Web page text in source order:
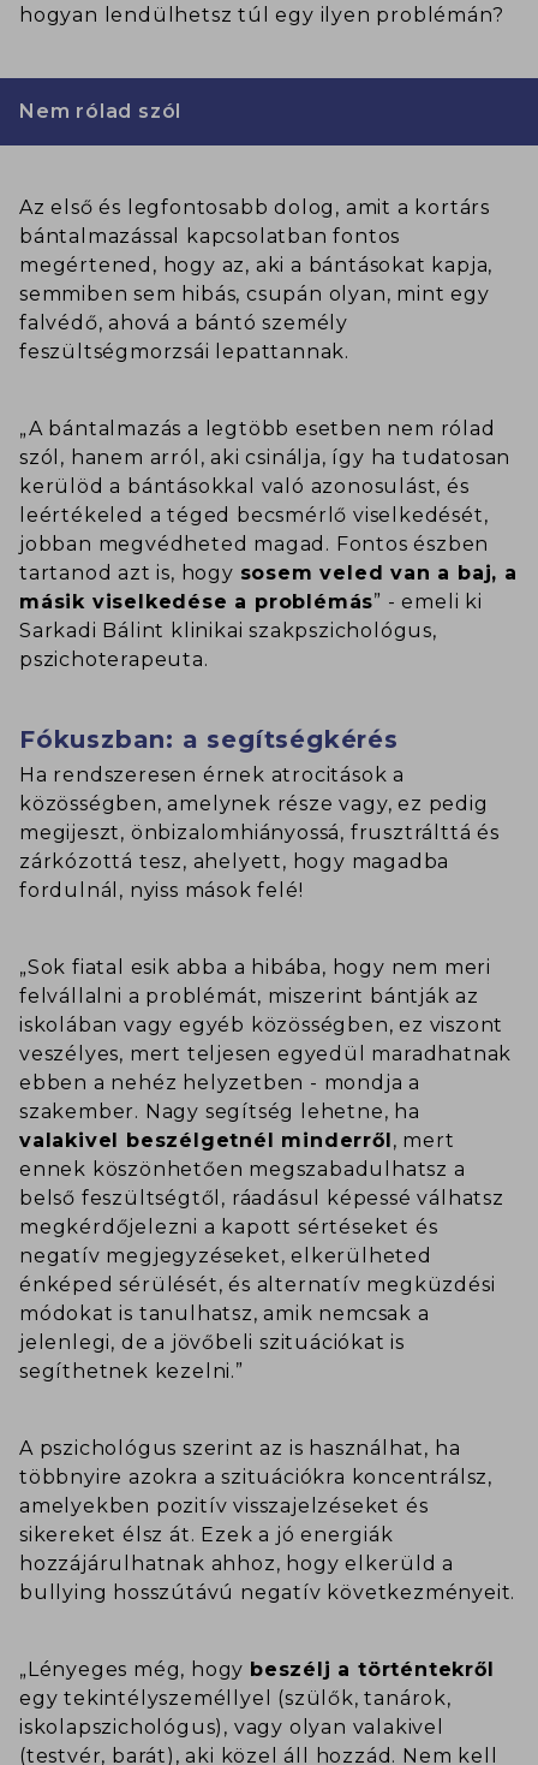
hogyan lendülhetsz túl egy ilyen problémán?
Nem rólad szól
Az első és legfontosabb dolog, amit a kortárs
bántalmazással kapcsolatban fontos
megértened, hogy az, aki a bántásokat kapja,
semmiben sem hibás, csupán olyan, mint egy
falvédő, ahová a bántó személy
feszültségmorzsái lepattannak.
„A bántalmazás a legtöbb esetben nem rólad
szól, hanem arról, aki csinálja, így ha tudatosan
kerülöd a bántásokkal való azonosulást, és
leértékeled a téged becsmérlő viselkedését,
jobban megvédheted magad. Fontos észben
tartanod azt is, hogy sosem veled van a baj, a
másik viselkedése a problémás” - emeli ki
Sarkadi Bálint klinikai szakpszichológus,
pszichoterapeuta.
Fókuszban: a segítségkérés
Ha rendszeresen érnek atrocitások a
közösségben, amelynek része vagy, ez pedig
megijeszt, önbizalomhiányossá, frusztrálttá és
zárkózottá tesz, ahelyett, hogy magadba
fordulnál, nyiss mások felé!
„Sok fiatal esik abba a hibába, hogy nem meri
felvállalni a problémát, miszerint bántják az
iskolában vagy egyéb közösségben, ez viszont
veszélyes, mert teljesen egyedül maradhatnak
ebben a nehéz helyzetben - mondja a
szakember. Nagy segítség lehetne, ha
valakivel beszélgetnél minderről , mert
ennek köszönhetően megszabadulhatsz a
belső feszültségtől, ráadásul képessé válhatsz
megkérdőjelezni a kapott sértéseket és
negatív megjegyzéseket, elkerülheted
énképed sérülését, és alternatív megküzdési
módokat is tanulhatsz, amik nemcsak a
jelenlegi, de a jövőbeli szituációkat is
segíthetnek kezelni.”
A pszichológus szerint az is használhat, ha
többnyire azokra a szituációkra koncentrálsz,
amelyekben pozitív visszajelzéseket és
sikereket élsz át. Ezek a jó energiák
hozzájárulhatnak ahhoz, hogy elkerüld a
bullying hosszútávú negatív következményeit.
„Lényeges még, hogy beszélj a történtekről
egy tekintélyszeméllyel (szülők, tanárok,
iskolapszichológus), vagy olyan valakivel
(testvér, barát), aki közel áll hozzád. Nem kell